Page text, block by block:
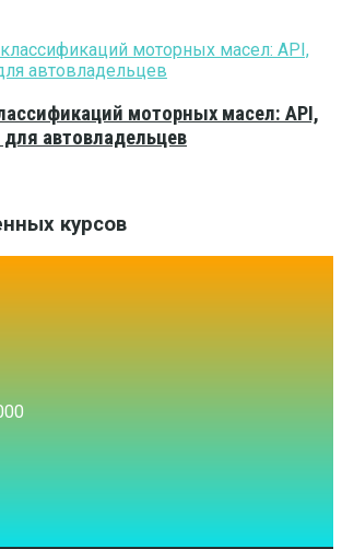
моторных масел: API,
для автовладельцев
курсов